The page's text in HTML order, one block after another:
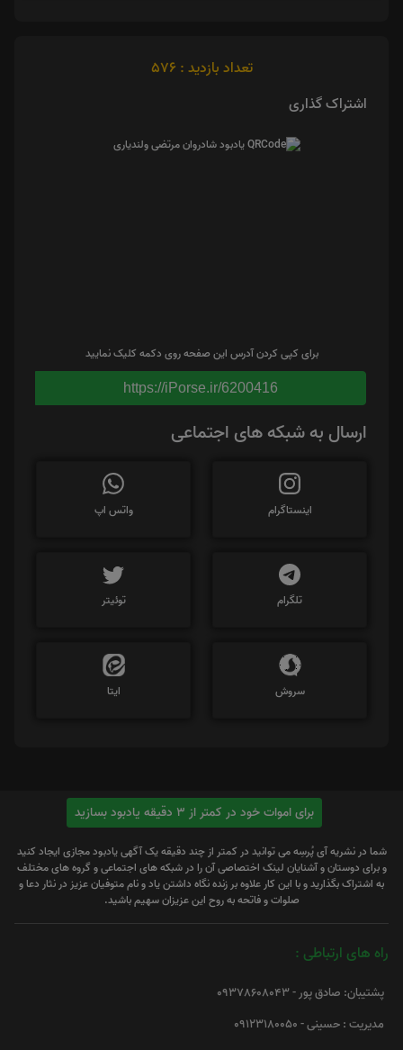
تعداد بازدید : 576
اشتراک گذاری
برای کپی کردن آدرس این صفحه روی دکمه کلیک نمایید
https://iPorse.ir/6200416
ارسال به شبکه های اجتماعی
اینستاگرام واتس اپ
تلگرام توئیتر
سروش ایتا
برای اموات خود در کمتر از 3 دقیقه یادبود بسازید
شما در نشریه آی پُرسِه می توانید در کمتر از چند دقیقه یک آگهی یادبود مجازی ایجاد کنید
و برای دوستان و آشنایان لینک اختصاصی آن را در شبکه های اجتماعی و گروه های مختلف
به اشتراک بگذارید و با این کار علاوه بر زنده نگاه داشتن یاد و نام متوفیان عزیز در نثار دعا و
صلوات و فاتحه به روح این عزیزان سهیم باشید.
راه های ارتباطی :
پشتیبان: صادق پور - 09378608043
مدیریت : حسینی - 09123180050